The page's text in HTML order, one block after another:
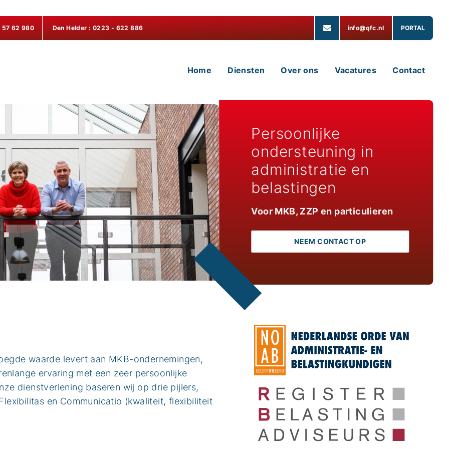
57 62 980 Den Helder : 0223 - 622 886 info@qfc.nl PORTAL
Home Diensten Over ons Vacatures Contact
Persoonlijke
ondersteuning in
administratie en
belastingen
Voor MKB, ZZP en particulieren
NEEM CONTACT OP
waarde levert aan MKB-ondernemingen,
ervaring met een zeer persoonlijke
dienstverlening baseren wij op drie pijlers,
en Communicatio (kwaliteit, flexibiliteit